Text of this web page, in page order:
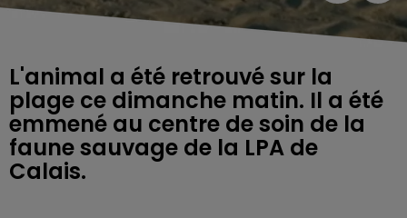
L'animal a été retrouvé sur la
plage ce dimanche matin. Il a été
emmené au centre de soin de la
faune sauvage de la LPA de
Calais.